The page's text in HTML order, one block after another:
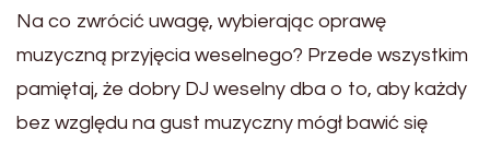
Na co zwrócić uwagę, wybierając oprawę
muzyczną przyjęcia weselnego? Przede wszystkim
pamiętaj, że dobry DJ weselny dba o to, aby każdy
bez względu na gust muzyczny mógł bawić się